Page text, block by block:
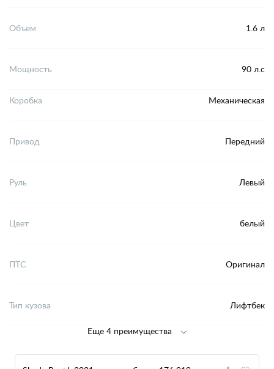
Объем 1.6 л
Мощность 90 л.с
Коробка Механическая
Привод Передний
Руль Левый
Цвет белый
ПТС Оригинал
Тип кузова Лифтбек
Еще 4 преимущества